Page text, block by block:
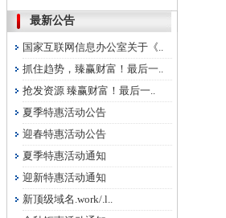
最新公告
国家互联网信息办公室关于《..
抓住趋势，臻赢财富！最后一..
抢发资源 臻赢财富！最后一..
夏季特惠活动公告
迎春特惠活动公告
夏季特惠活动通知
迎新特惠活动通知
新顶级域名.work/.l..